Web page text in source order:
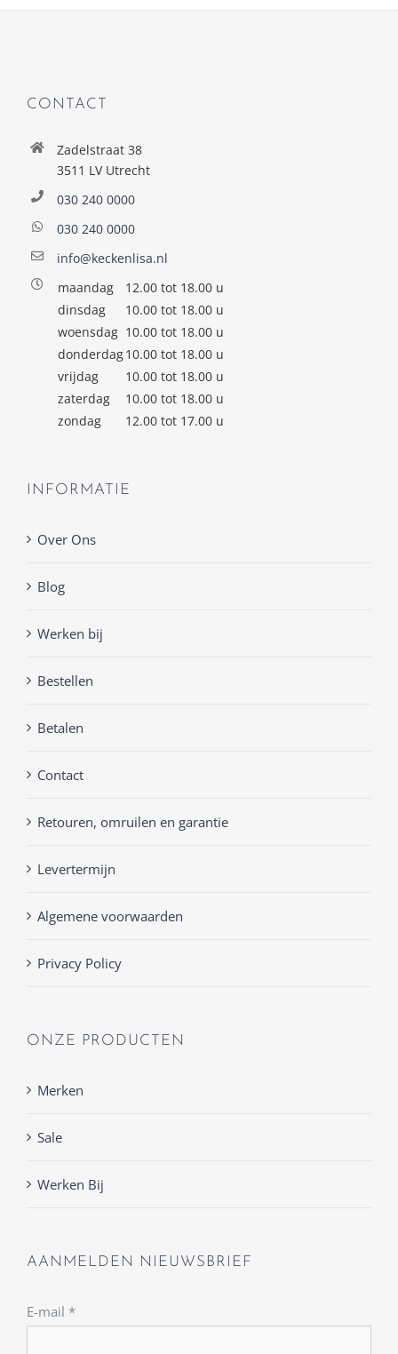
CONTACT
Zadelstraat 38
3511 LV Utrecht
030 240 0000
030 240 0000
info@keckenlisa.nl
maandag
12.00 tot 18.00 u
dinsdag
10.00 tot 18.00 u
woensdag 10.00 tot 18.00 u
donderdag10.00 tot 18.00 u
vrijdag
10.00 tot 18.00 u
zaterdag
10.00 tot 18.00 u
zondag
12.00 tot 17.00 u
INFORMATIE
Over Ons
Blog
Werken bij
Bestellen
Betalen
Contact
Retouren, omruilen en garantie
Levertermijn
Algemene voorwaarden
Privacy Policy
ONZE PRODUCTEN
Merken
Sale
Werken Bij
AANMELDEN NIEUWSBRIEF
E-mail *